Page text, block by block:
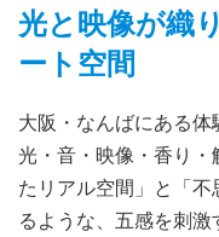
光と映像が織
ート空間
大阪・なんばにある体
光・音・映像・香り
たリアル空間」と「
るような、五感を刺激